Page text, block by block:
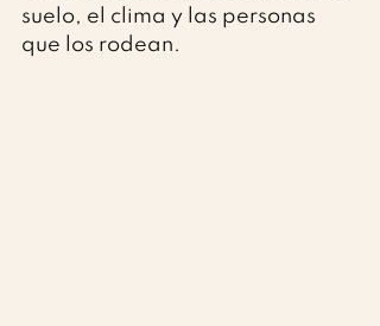
suelo, el clima y las personas
que los rodean.